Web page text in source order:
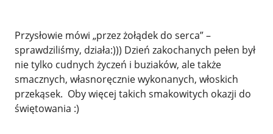
Przysłowie mówi „przez żołądek do serca” –
sprawdziliśmy, działa:))) Dzień zakochanych pełen był
nie tylko cudnych życzeń i buziaków, ale także
smacznych, własnoręcznie wykonanych, włoskich
przekąsek. Oby więcej takich smakowitych okazji do
świętowania :)